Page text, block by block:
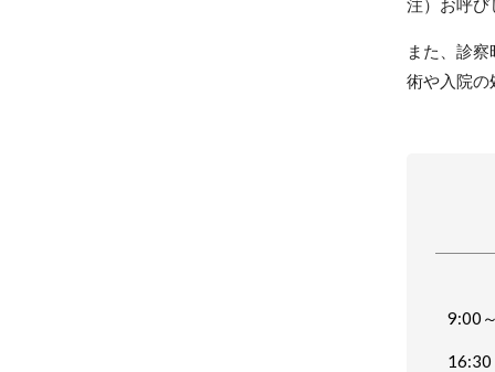
注）お呼び
また、診
術や入院の
9:00